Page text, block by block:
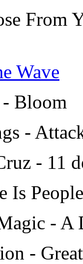
From
Wave
- Bloom
-
- 11
Is People
- A
-